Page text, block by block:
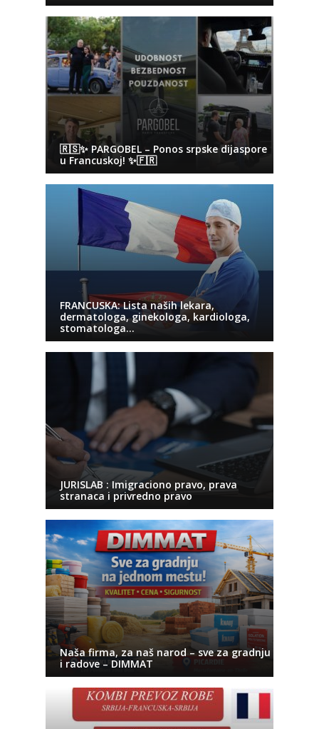
🇷🇸✨ PARGOBEL – Ponos srpske dijaspore
u Francuskoj! ✨🇫🇷
FRANCUSKA: Lista naših lekara,
dermatologa, ginekologa, kardiologa,
stomatologa…
JURISLAB : Imigraciono pravo, prava
stranaca i privredno pravo
Naša firma, za naš narod – sve za gradnju
i radove – DIMMAT